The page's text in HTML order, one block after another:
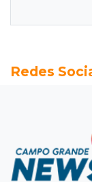
Superávit
Arte
Concurso
premiará
Redes